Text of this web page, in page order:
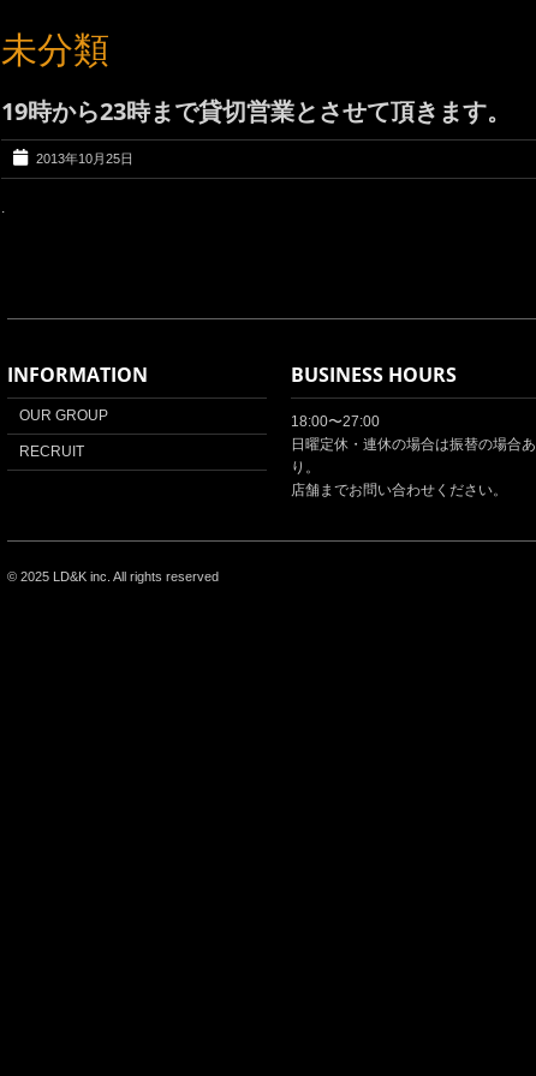
未分類
19時から23時まで貸切営業とさせて頂きます。
2013年10月25日
.
INFORMATION
OUR GROUP
RECRUIT
BUSINESS HOURS
18:00〜27:00
日曜定休・連休の場合は振替の場合あ
り。
店舗までお問い合わせください。
© 2025 LD&K inc. All rights reserved